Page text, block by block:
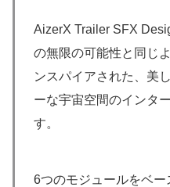
AizerX Trailer SFX
の無限の可能性と同じ
ンスパイアされた、美
ーな宇宙空間のインタ
す。
6つのモジュールをベ